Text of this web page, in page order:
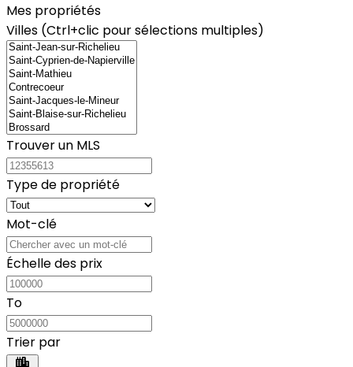
Mes propriétés
Villes (Ctrl+clic pour sélections multiples)
Trouver un MLS
Type de propriété
Mot-clé
Échelle des prix
To
Trier par